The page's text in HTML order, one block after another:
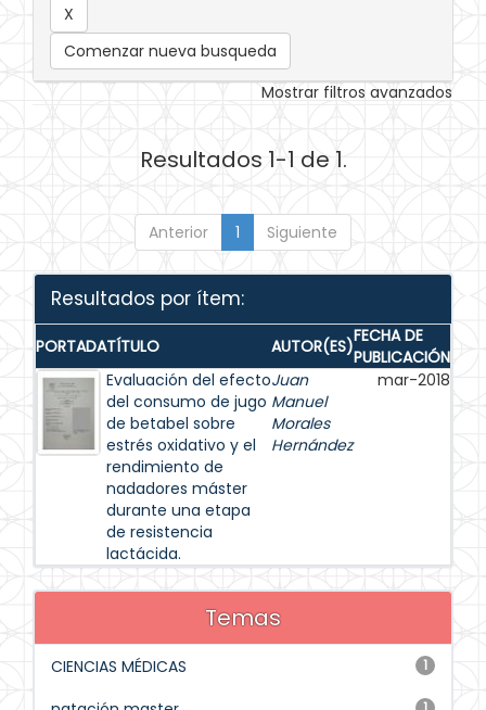
Comenzar nueva busqueda
Mostrar filtros avanzados
Resultados 1-1 de 1.
Anterior 1 Siguiente
Resultados por ítem:
PORTADATÍTULO AUTOR(ES)FECHA DE
PUBLICACIÓN
Evaluación del efecto
del consumo de jugo
de betabel sobre
estrés oxidativo y el
rendimiento de
nadadores máster
durante una etapa
de resistencia
lactácida.
Juan
Manuel
Morales
Hernández
mar-2018
Temas
1
CIENCIAS MÉDICAS